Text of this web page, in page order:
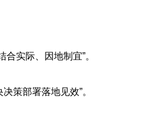
实际、因地制宜”。
策部署落地见效”。